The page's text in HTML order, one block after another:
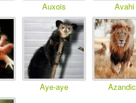
Auxois Avahi
Aye-aye